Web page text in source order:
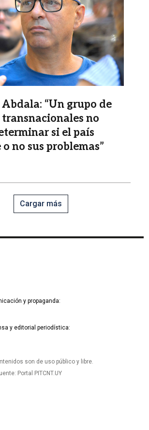
“Un grupo de
no
si el país
no sus problemas”
Cargar más
y propaganda:
y editorial periodística:
son de uso público y libre.
Portal PITCNT.UY